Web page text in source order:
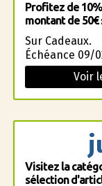
Profitez de
montant de 50€
Sur Cadeaux.
Échéance 09/
Voir
Visitez la
sélection